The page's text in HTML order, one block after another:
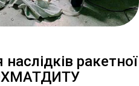
ракетної